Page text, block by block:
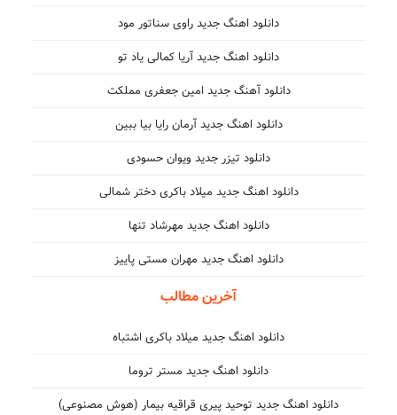
دانلود اهنگ جدید راوی سناتور مود
دانلود اهنگ جدید آریا کمالی یاد تو
دانلود آهنگ جدید امین جعفری مملکت
دانلود اهنگ جدید آرمان رایا بیا ببین
دانلود تیزر جدید ویوان حسودی
دانلود اهنگ جدید میلاد باکری دختر شمالی
دانلود اهنگ جدید مهرشاد تنها
دانلود اهنگ جدید مهران مستی پاییز
آخرین مطالب
دانلود اهنگ جدید میلاد باکری اشتباه
دانلود اهنگ جدید مستر تروما
دانلود اهنگ جدید توحید پیری قراقیه بیمار (هوش مصنوعی)